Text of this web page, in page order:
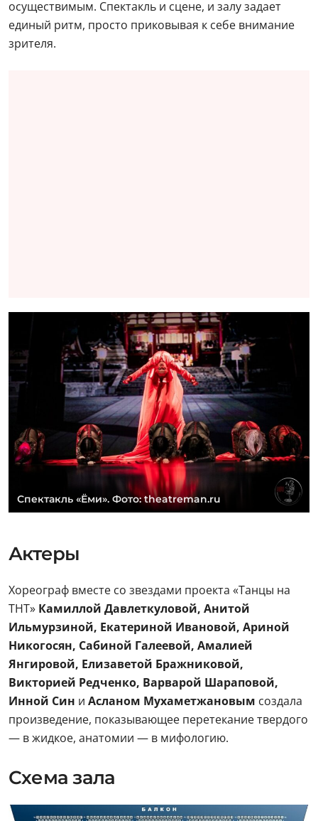
осуществимым. Спектакль и сцене, и залу задает
единый ритм, просто приковывая к себе внимание
зрителя.
Спектакль «Ёми». Фото: theatreman.ru
Актеры
Хореограф вместе со звездами проекта «Танцы на
ТНТ» Камиллой Давлеткуловой, Анитой
Ильмурзиной, Екатериной Ивановой, Ариной
Никогосян, Сабиной Галеевой, Амалией
Янгировой, Елизаветой Бражниковой,
Викторией Редченко, Варварой Шараповой,
Инной Син и Асланом Мухаметжановым создала
произведение, показывающее перетекание твердого
— в жидкое, анатомии — в мифологию.
Схема зала